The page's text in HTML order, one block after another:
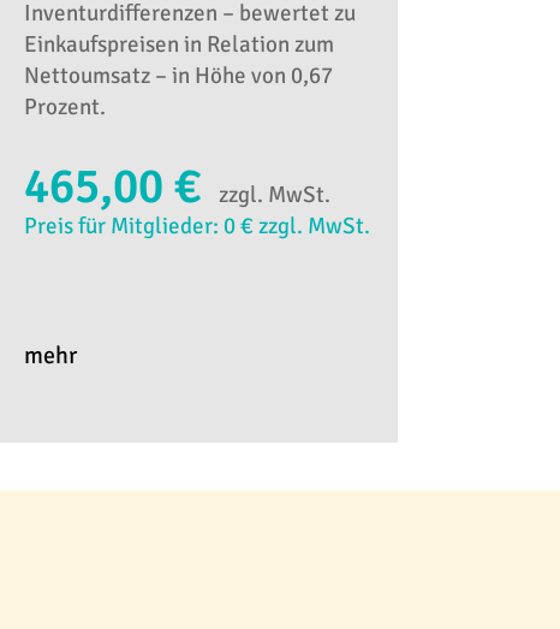
Inventurdifferenzen – bewertet zu
Einkaufspreisen in Relation zum
Nettoumsatz – in Höhe von 0,67
Prozent.
465,00 €
zzgl. MwSt.
Preis für Mitglieder: 0 € zzgl. MwSt.
mehr